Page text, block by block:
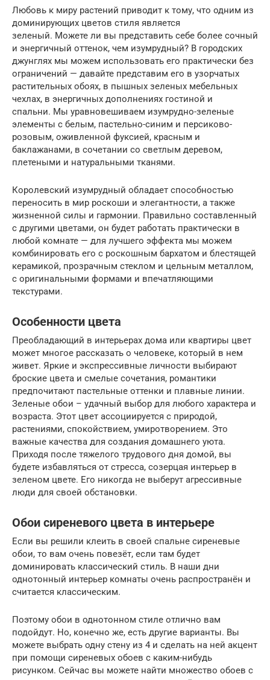
Любовь к миру растений приводит к тому, что одним из
доминирующих цветов стиля является
зеленый. Можете ли вы представить себе более сочный
и энергичный оттенок, чем изумрудный? В городских
джунглях мы можем использовать его практически без
ограничений — давайте представим его в узорчатых
растительных обоях, в пышных зеленых мебельных
чехлах, в энергичных дополнениях гостиной и
спальни. Мы уравновешиваем изумрудно-зеленые
элементы с белым, пастельно-синим и персиково-
розовым, оживленной фуксией, красным и
баклажанами, в сочетании со светлым деревом,
плетеными и натуральными тканями.
Королевский изумрудный обладает способностью
переносить в мир роскоши и элегантности, а также
жизненной силы и гармонии. Правильно составленный
с другими цветами, он будет работать практически в
любой комнате — для лучшего эффекта мы можем
комбинировать его с роскошным бархатом и блестящей
керамикой, прозрачным стеклом и цельным металлом,
с оригинальными формами и впечатляющими
текстурами.
Особенности цвета
Преобладающий в интерьерах дома или квартиры цвет
может многое рассказать о человеке, который в нем
живет. Яркие и экспрессивные личности выбирают
броские цвета и смелые сочетания, романтики
предпочитают пастельные оттенки и плавные линии.
Зеленые обои – удачный выбор для любого характера и
возраста. Этот цвет ассоциируется с природой,
растениями, спокойствием, умиротворением. Это
важные качества для создания домашнего уюта.
Приходя после тяжелого трудового дня домой, вы
будете избавляться от стресса, созерцая интерьер в
зеленом цвете. Его никогда не выберут агрессивные
люди для своей обстановки.
Обои сиреневого цвета в интерьере
Если вы решили клеить в своей спальне сиреневые
обои, то вам очень повезёт, если там будет
доминировать классический стиль. В наши дни
однотонный интерьер комнаты очень распространён и
считается классическим.
Поэтому обои в однотонном стиле отлично вам
подойдут. Но, конечно же, есть другие варианты. Вы
можете выбрать одну стену из 4 и сделать на ней акцент
при помощи сиреневых обоев с каким-нибудь
рисунком. Сейчас вы можете найти множество обоев с